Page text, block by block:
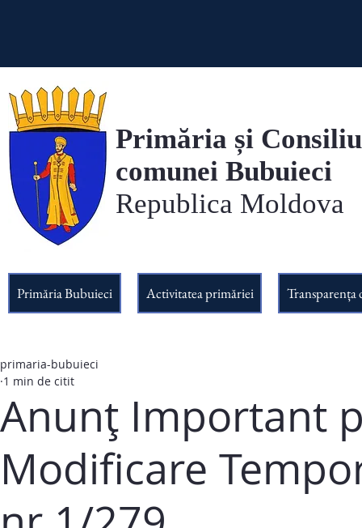
Primăria și
comunei Bubuieci
Republica Moldova
Primăria Bubuieci Activitatea primăriei Transparența
Anunț Important
Modificare
primaria-bubuieci
1 min de citit